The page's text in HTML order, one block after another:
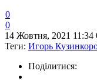
0
0
14 Жовтня, 2021 11:34
Теги: Игорь Кузин
Поділитися: